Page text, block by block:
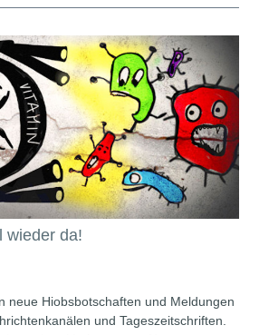
wieder da!
neue Hiobsbotschaften und Meldungen
und Tageszeitschriften.